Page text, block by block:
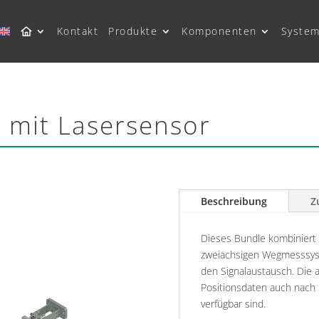
Kontakt Produkte Komponenten
Lasersensor
Beschreibung
Dieses Bundle
zweiachsigen
den Signalaustausch. Die
Positionsdaten auch
verfügbar sind.